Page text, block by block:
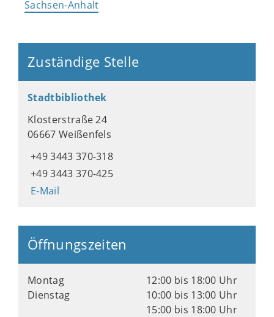
Sachsen-Anhalt
Zuständige Stelle
Stadtbibliothek
Klosterstraße 24
06667 Weißenfels
+49 3443 370-318
+49 3443 370-425
E-Mail
Öffnungszeiten
Montag
12:00 bis 18:00 Uhr
Dienstag
10:00 bis 13:00 Uhr
15:00 bis 18:00 Uhr